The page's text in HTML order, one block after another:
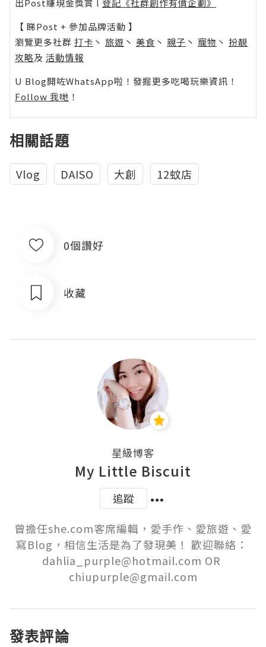
出Post賺現金獎賞 l 登記《社群創作有價企劃》
【 睇Post + 參加品牌活動 】
瀏覽更多社群 打卡 丶 旅遊 丶 美食 丶 親子 丶 寵物 丶 扮靚
攻略及 活動情報
U Blog開咗WhatsApp啦！發掘更多吃喝玩樂資訊！
Follow 我哋 ！
相關話題
Vlog DAISO 大創 12蚊店
0個讚好
收藏
星級博客
My Little Biscuit
追蹤
曾擔任she.com客席編輯，愛手作、愛旅遊、愛
寫Blog，相信生活是為了發現美！ 歡迎聯絡：
dahlia_purple@hotmail.com OR
chiupurple@gmail.com
發表評論